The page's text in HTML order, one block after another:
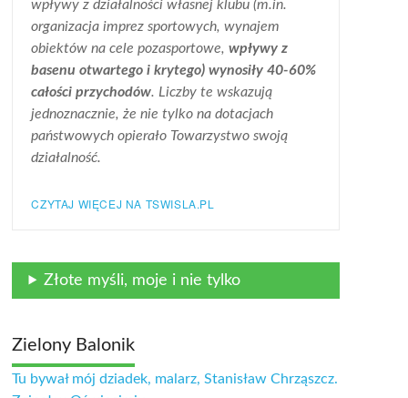
wpływy z działalności własnej klubu (m.in.
organizacja imprez sportowych, wynajem
obiektów na cele pozasportowe,wpływy z
basenu otwartego i krytego) wynosiły 40-60%
całości przychodów. Liczby te wskazują
jednoznacznie, że nie tylko na dotacjach
państwowych opierało Towarzystwo swoją
działalność.
CZYTAJ WIĘCEJ NA TSWISLA.PL
Złote myśli, moje i nie tylko
Zielony Balonik
Tu bywał mój dziadek, malarz, Stanisław Chrząszcz.